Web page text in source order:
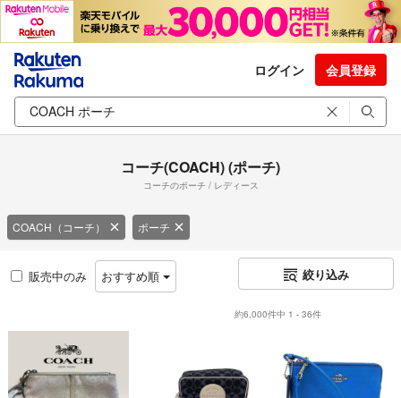
ログイン 会員登録
コーチ(COACH) (ポーチ)
コーチのポーチ / レディース
COACH（コーチ） ポーチ
販売中のみ おすすめ順 絞り込み
約6,000件中 1 - 36件